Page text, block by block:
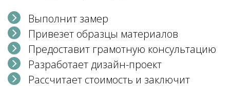
Выполнит замер
Привезет образцы материалов
Предоставит грамотную консультацию
Разработает дизайн-проект
Рассчитает стоимость и заключит